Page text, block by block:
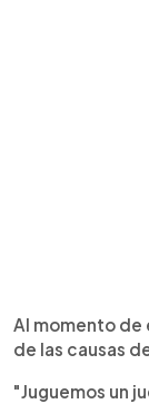
Al momento de
de las causas
"Juguemos un